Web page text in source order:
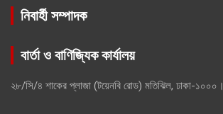
নিবার্হী সম্পাদক
বার্তা ও বাণিজ্যিক কার্যালয়
২৮/সি/৪ শাকের প্লাজা (টয়েনবি রোড) মতিঝিল, ঢাকা-১০০০।